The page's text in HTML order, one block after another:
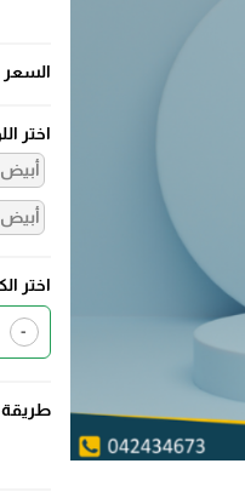
السعر
اختر
اختر
-
طريقة